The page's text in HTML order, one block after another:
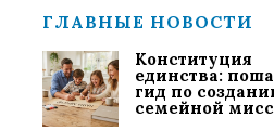
ГЛАВНЫЕ НОВОСТИ
Конституция
единства:
гид по
семейной